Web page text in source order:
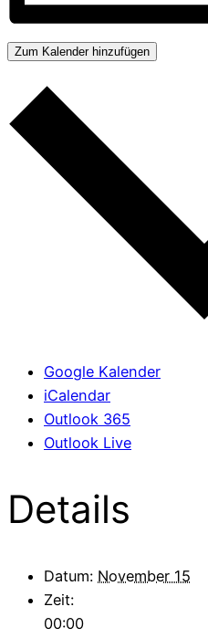
Zum Kalender hinzufügen
Google Kalender
iCalendar
Outlook 365
Outlook Live
Details
Datum: November 15
Zeit:
00:00